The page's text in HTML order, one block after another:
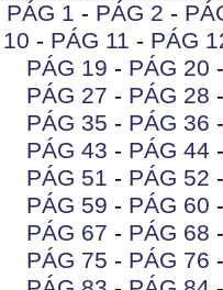
PÁG 1 - PÁG 2 -
10 - PÁG 11 - PÁG
PÁG 19 - PÁG 20 -
PÁG 27 - PÁG 28 -
PÁG 35 - PÁG 36 -
PÁG 43 - PÁG 44 -
PÁG 51 - PÁG 52 -
PÁG 59 - PÁG 60 -
PÁG 67 - PÁG 68 -
PÁG 75 - PÁG 76 -